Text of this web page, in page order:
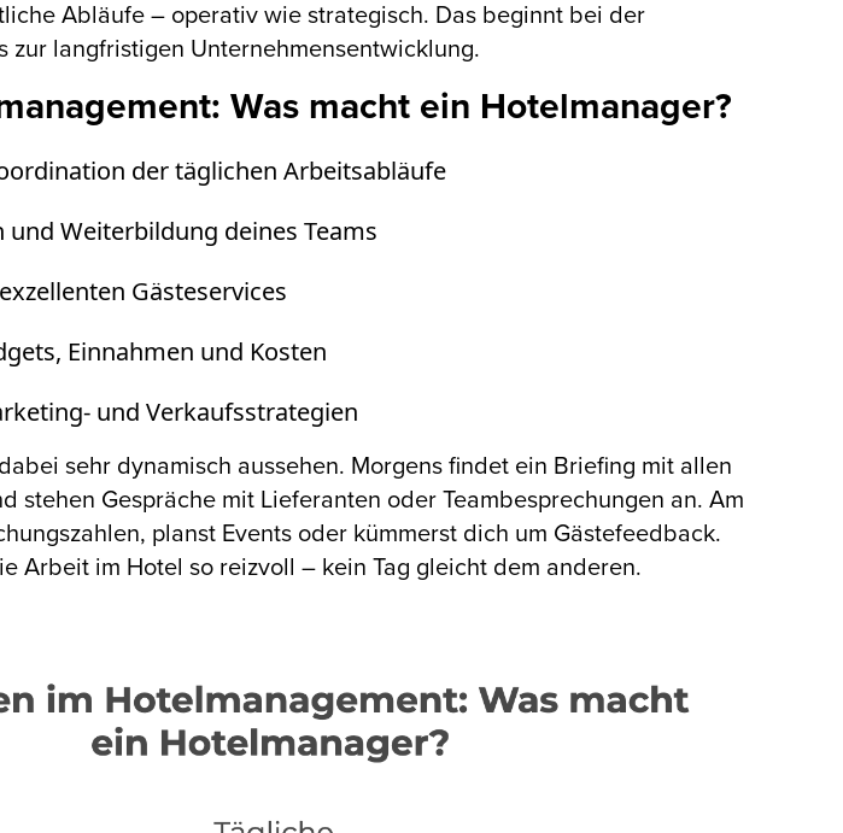
Abläufe – operativ wie strategisch. Das beginnt bei der
zur langfristigen Unternehmensentwicklung.
Was macht ein Hotelmanager?
der täglichen Arbeitsabläufe
Weiterbildung deines Teams
Gästeservices
Einnahmen und Kosten
und Verkaufsstrategien
sehr dynamisch aussehen. Morgens findet ein Briefing mit allen
stehen Gespräche mit Lieferanten oder Teambesprechungen an. Am
planst Events oder kümmerst dich um Gästefeedback.
Arbeit im Hotel so reizvoll – kein Tag gleicht dem anderen.